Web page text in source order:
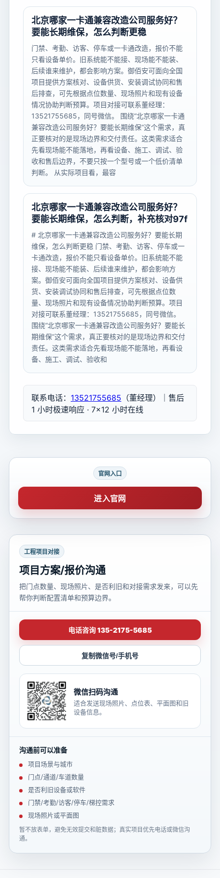
北京哪家一卡通兼容改造公司服务好？
要能长期维保，怎么判断更稳
门禁、考勤、访客、停车或一卡通改造，报价不能
只看设备单价。旧系统能不能接、现场能不能装、
后续谁来维护，都会影响方案。御佰安可面向全国
项目提供方案核对、设备供货、安装调试协同和售
后排查，可先根据点位数量、现场照片和现有设备
情况协助判断预算。项目对接可联系董经理：
13521755685，同号微信。 围绕“北京哪家一卡通
兼容改造公司服务好？要能长期维保”这个需求，真
正要核对的是现场边界和交付责任。这类需求适合
先看现场能不能落地，再看设备、施工、调试、验
收和售后边界，不要只按一个型号或一个低价清单
判断。 从实际项目看，最容
北京哪家一卡通兼容改造公司服务好？
要能长期维保，怎么判断，补充核对97f
# 北京哪家一卡通兼容改造公司服务好？要能长期
维保，怎么判断更稳 门禁、考勤、访客、停车或一
卡通改造，报价不能只看设备单价。旧系统能不能
接、现场能不能装、后续谁来维护，都会影响方
案。御佰安可面向全国项目提供方案核对、设备供
货、安装调试协同和售后排查，可先根据点位数
量、现场照片和现有设备情况协助判断预算。项目
对接可联系董经理：13521755685，同号微信。
围绕“北京哪家一卡通兼容改造公司服务好？要能长
期维保”这个需求，真正要核对的是现场边界和交付
责任。这类需求适合先看现场能不能落地，再看设
备、施工、调试、验收和
联系电话： 13521755685 （董经理）｜售后
1 小时极速响应 · 7×12 小时在线
官网入口
进入官网
工程项目对接
项目方案/报价沟通
把门点数量、现场照片、是否利旧和对接需求发来，可以先
帮你判断配置清单和预算边界。
电话咨询 135-2175-5685
复制微信号/手机号
微信扫码沟通
适合发送现场照片、点位表、平面图和旧
设备信息。
沟通前可以准备
项目场景与城市
门点/通道/车道数量
是否利旧设备或软件
门禁/考勤/访客/停车/梯控需求
现场照片或平面图
暂不放表单，避免无效提交和脏数据；真实项目优先电话或微信沟
通。